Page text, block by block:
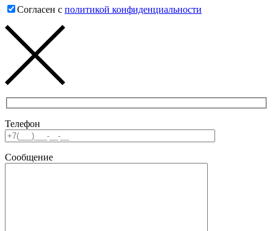
Согласен с политикой конфиденциальности
Телефон
Сообщение